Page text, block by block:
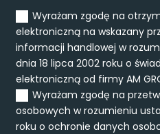
Wyrażam zgodę na
elektroniczną na wskazany
informacji handlowej w
dnia 18 lipca 2002 roku o
elektroniczną od firmy AM
Wyrażam zgodę na
osobowych w rozumieniu
roku o ochronie danych